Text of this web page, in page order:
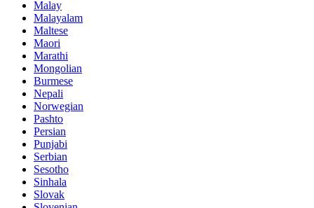
Malay
Malayalam
Maltese
Maori
Marathi
Mongolian
Burmese
Nepali
Norwegian
Pashto
Persian
Punjabi
Serbian
Sesotho
Sinhala
Slovak